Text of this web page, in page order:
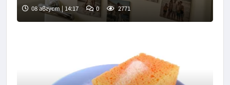
08 август | 14:17 0 2771